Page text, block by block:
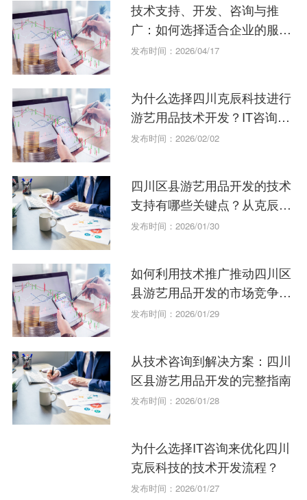
技术支持、开发、咨询与推
广：如何选择适合企业的服务
模式？
发布时间：2026/04/17
为什么选择四川克辰科技进行
游艺用品技术开发？IT咨询指
南。
发布时间：2026/02/02
四川区县游艺用品开发的技术
支持有哪些关键点？从克辰科
技案例学起
发布时间：2026/01/30
如何利用技术推广推动四川区
县游艺用品开发的市场竞争
力？
发布时间：2026/01/29
从技术咨询到解决方案：四川
区县游艺用品开发的完整指南
发布时间：2026/01/28
为什么选择IT咨询来优化四川
克辰科技的技术开发流程？
发布时间：2026/01/27